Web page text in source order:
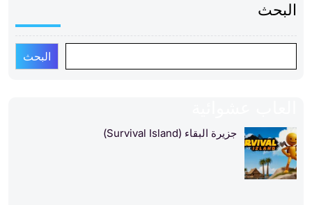
البحث
البحث
جزيرة البقاء (Survival Island)